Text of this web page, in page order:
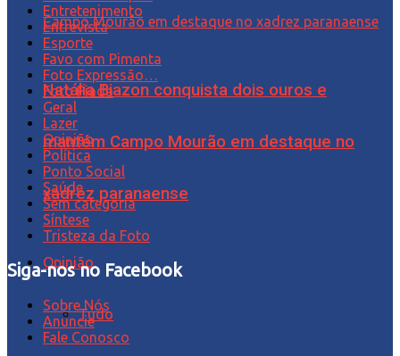
Natália Biazon conquista dois ouros e
mantém Campo Mourão em destaque no
xadrez paranaense
Opinião
Tudo
Entretenimento
Entrevista
Esporte
Favo com Pimenta
Foto Expressão…
Foto Piada
Geral
Lazer
Opinião
Política
Ponto Social
Saúde
Sem categoria
Síntese
Tristeza da Foto
Siga-nos no Facebook
Sobre Nós
Anuncie
Fale Conosco